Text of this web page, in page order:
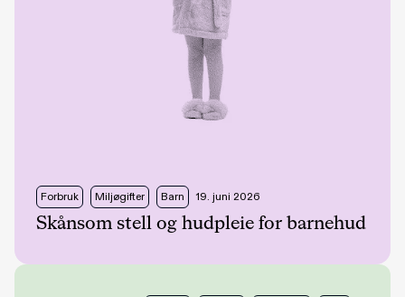
Forbruk Miljøgifter Barn 19. juni 2026
Skånsom stell og hudpleie for barnehud